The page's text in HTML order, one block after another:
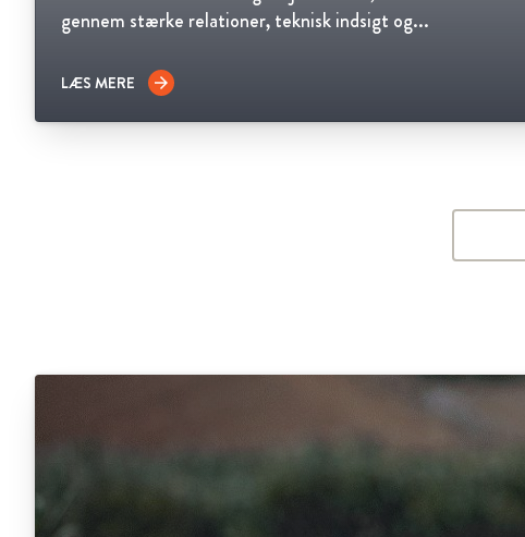
gennem stærke relationer, teknisk indsigt og...
LÆS MERE arrow_forward